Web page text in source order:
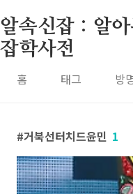
알속신잡 : 알
잡학사전
홈 태그 방
거북선터치드윤민 1